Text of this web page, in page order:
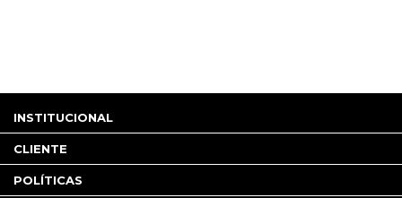
INSTITUCIONAL
CLIENTE
POLÍTICAS